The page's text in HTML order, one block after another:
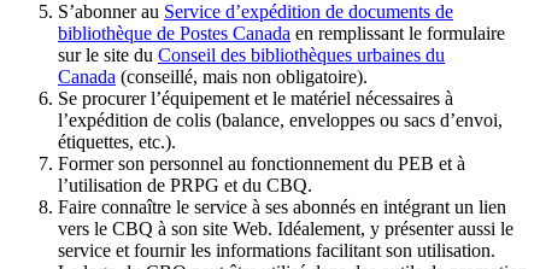
S’abonner au Service d’expédition de documents de
bibliothèque de Postes Canada en remplissant le formulaire
sur le site du Conseil des bibliothèques urbaines du
Canada (conseillé, mais non obligatoire).
Se procurer l’équipement et le matériel nécessaires à
l’expédition de colis (balance, enveloppes ou sacs d’envoi,
étiquettes, etc.).
Former son personnel au fonctionnement du PEB et à
l’utilisation de PRPG et du CBQ.
Faire connaître le service à ses abonnés en intégrant un lien
vers le CBQ à son site Web. Idéalement, y présenter aussi le
service et fournir les informations facilitant son utilisation.